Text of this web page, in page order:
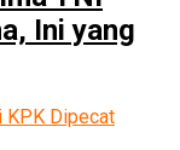
Ini yang